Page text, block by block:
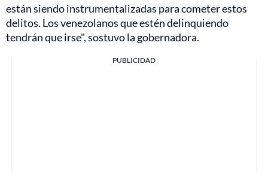
están siendo instrumentalizadas para cometer estos
delitos. Los venezolanos que estén delinquiendo
tendrán que irse", sostuvo la gobernadora.
PUBLICIDAD